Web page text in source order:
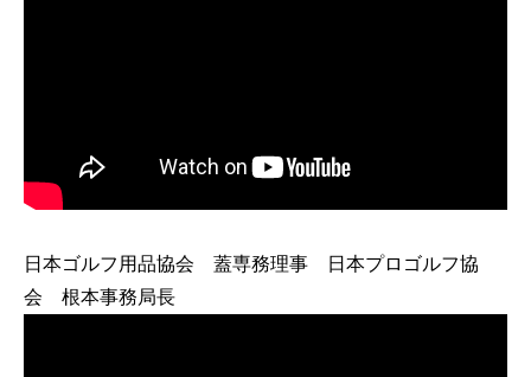
日本ゴルフ用品協会 蓋専務理事 日本プロゴルフ協
会 根本事務局長